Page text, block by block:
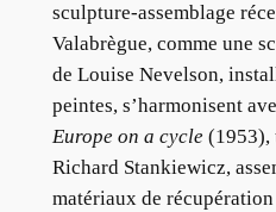
sculpture-assemblage
Valabrègue, comme une
de Louise Nevelson,
peintes, s’harmonisent
Europe on a cycle(1953),
Richard Stankiewicz,
matériaux de